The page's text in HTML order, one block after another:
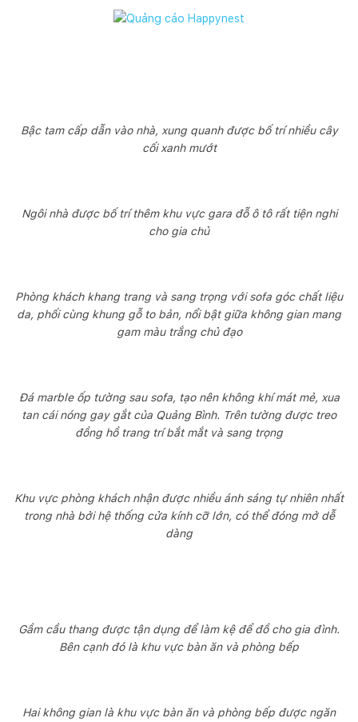
Bậc tam cấp dẫn vào nhà, xung quanh được bố trí nhiều cây
cối xanh mướt
Ngôi nhà được bố trí thêm khu vực gara đỗ ô tô rất tiện nghi
cho gia chủ
Phòng khách khang trang và sang trọng với sofa góc chất liệu
da, phối cùng khung gỗ to bản, nổi bật giữa không gian mang
gam màu trắng chủ đạo
Đá marble ốp tường sau sofa, tạo nên không khí mát mẻ, xua
tan cái nóng gay gắt của Quảng Bình. Trên tường được treo
đồng hồ trang trí bắt mắt và sang trọng
Khu vực phòng khách nhận được nhiều ánh sáng tự nhiên nhất
trong nhà bởi hệ thống cửa kính cỡ lớn, có thể đóng mở dễ
dàng
Gầm cầu thang được tận dụng để làm kệ để đồ cho gia đình.
Bên cạnh đó là khu vực bàn ăn và phòng bếp
Hai không gian là khu vực bàn ăn và phòng bếp được ngăn